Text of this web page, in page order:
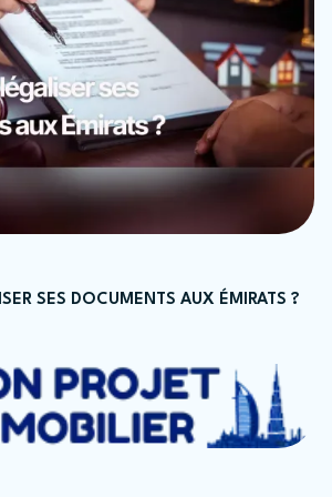
SES DOCUMENTS AUX ÉMIRATS ?